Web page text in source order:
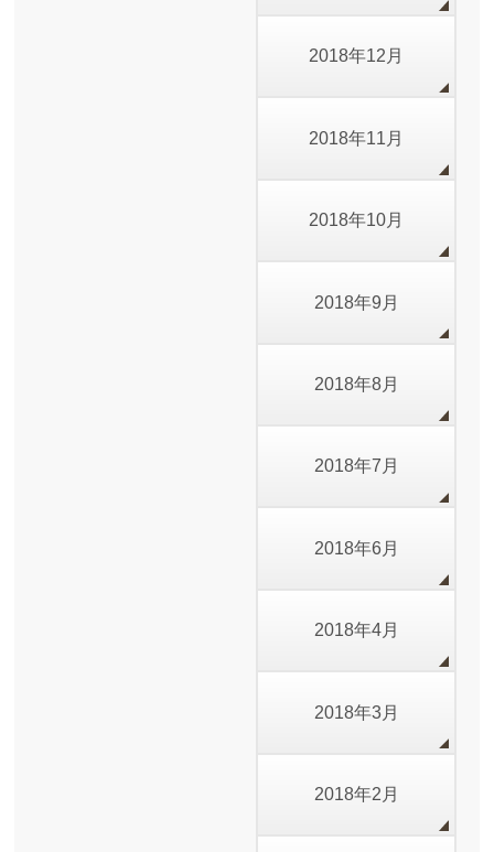
2018年12月
2018年11月
2018年10月
2018年9月
2018年8月
2018年7月
2018年6月
2018年4月
2018年3月
2018年2月